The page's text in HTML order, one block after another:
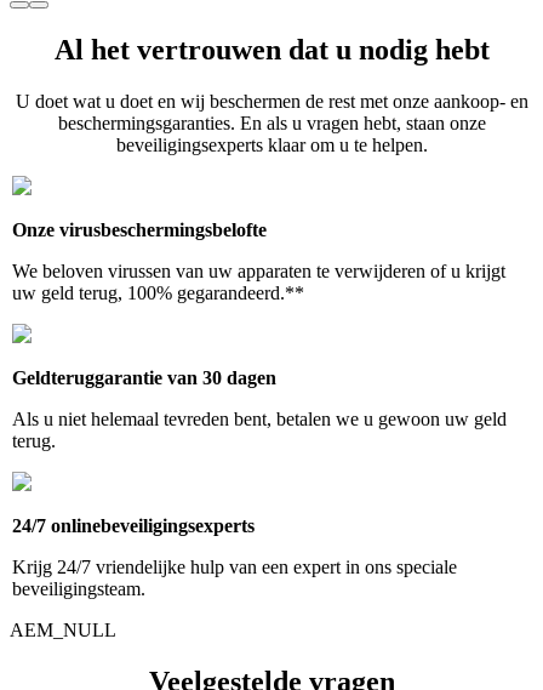
Al hetvertrouwen dat u nodig hebt
U doet wat u doet en wij beschermen de rest met onze aankoop- en
beschermingsgaranties. En als u vragen hebt, staan onze
beveiligingsexperts klaar om u te helpen.
Onze virusbeschermingsbelofte
We beloven virussen van uw apparaten te verwijderen of u krijgt
uw geld terug, 100% gegarandeerd.**
Geldteruggarantie van 30 dagen
Als u niet helemaal tevreden bent, betalen we u gewoon uw geld
terug.
24/7 onlinebeveiligingsexperts
Krijg 24/7 vriendelijke hulp van een expert in ons speciale
beveiligingsteam.
AEM_NULL
Veelgestelde vragen